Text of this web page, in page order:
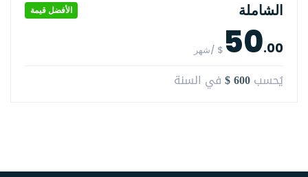
الشاملة الأفضل قيمة
50.00 $ /شهر
يُحسب $ 600 في السنة